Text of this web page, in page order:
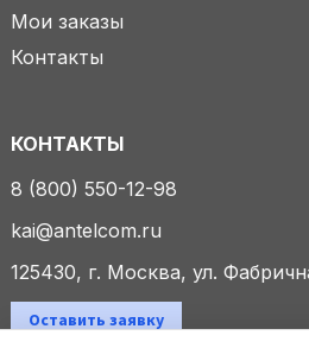
Мои заказы
Контакты
КОНТАКТЫ
8 (800) 550-12-98
kai@antelcom.ru
125430, г. Москва, ул.
Оставить заявку